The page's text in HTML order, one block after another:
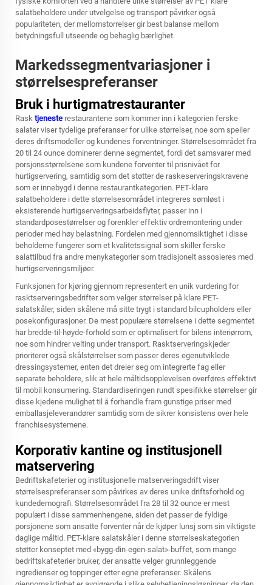
salatbeholdere under utvelgelse og transport påvirker også
populariteten, der mellomstorrelser gir best balanse mellom
betydningsfull utseende og behaglig bærlighet.
Markedssegmentvariasjoner i
størrelsespreferanser
Bruk i hurtigmatrestauranter
Rask tjeneste restaurantene som kommer inn i kategorien ferske
salater viser tydelige preferanser for ulike størrelser, noe som speiler
deres driftsmodeller og kundenes forventninger. Størrelsesområdet fra
20 til 24 ounce dominerer denne segmentet, fordi det samsvarer med
porsjonsstørrelsene som kundene forventer til prisnivået for
hurtigservering, samtidig som det støtter de raskeserveringskravene
som er innebygd i denne restaurantkategorien. PET-klare
salatbeholdere i dette størrelsesområdet integreres sømløst i
eksisterende hurtigserveringsarbeidsflyter, passer inn i
standardposestørrelser og forenkler effektiv ordremontering under
perioder med høy belastning. Fordelen med gjennomsiktighet i disse
beholderne fungerer som et kvalitetssignal som skiller ferske
salattilbud fra andre menykategorier som tradisjonelt assosieres med
hurtigserveringsmiljøer.
Funksjonen for kjøring gjennom representert en unik vurdering for
rasktserveringsbedrifter som velger størrelser på klare PET-
salatskåler, siden skålene må sitte trygt i standard bilcupholders eller
posekonfigurasjoner. De mest populære størrelsene i dette segmentet
har bredde-til-høyde-forhold som er optimalisert for bilens interiørrom,
noe som hindrer velting under transport. Rasktserveringskjeder
prioriterer også skålstørrelser som passer deres egenutviklede
dressingsystemer, enten det dreier seg om integrerte fag eller
separate beholdere, slik at hele måltidsopplevelsen overføres effektivt
til mobil konsumering. Standardiseringen rundt spesifikke størrelser gir
disse kjedene mulighet til å forhandle fram gunstige priser med
emballasjeleverandører samtidig som de sikrer konsistens over hele
franchisesystemene.
Korporativ kantine og institusjonell
matservering
Bedriftskafeterier og institusjonelle matserveringsdrift viser
størrelsespreferanser som påvirkes av deres unike driftsforhold og
kundedemografi. Størrelsesområdet fra 28 til 32 ounce er mest
populært i disse sammenhengene, siden det passer de fyldige
porsjonene som ansatte forventer når de kjøper lunsj som sin viktigste
daglige måltid. PET-klare salatskåler i denne størrelseskategorien
støtter konseptet med «bygg-din-egen-salat»-buffet, som mange
bedriftskafeterier bruker, der ansatte velger grunnleggende
ingredienser og toppinger etter egne preferanser. Skålens